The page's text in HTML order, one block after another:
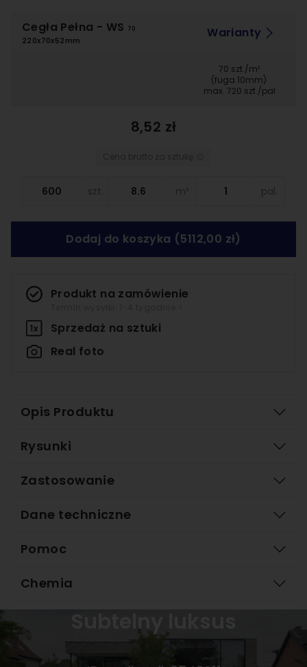
Cegła Pełna - WS 70
220x70x52mm
Warianty
70 szt./m²
(fuga 10mm)
max. 720 szt./pal
8,52 zł
pal.
Dodaj do koszyka (5112,00 zł)
Produkt na zamówienie
Sprzedaż na sztuki
Real foto
Opis Produktu
Rysunki
Zastosowanie
Dane techniczne
Pomoc
Chemia
Subtelny luksus